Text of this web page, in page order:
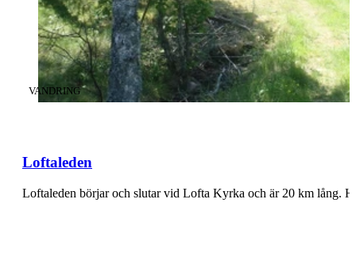
Loftaleden
KATEGORI:
VANDRING
Loftaleden börjar och slutar vid Lofta Kyrka och är 20 km lång.